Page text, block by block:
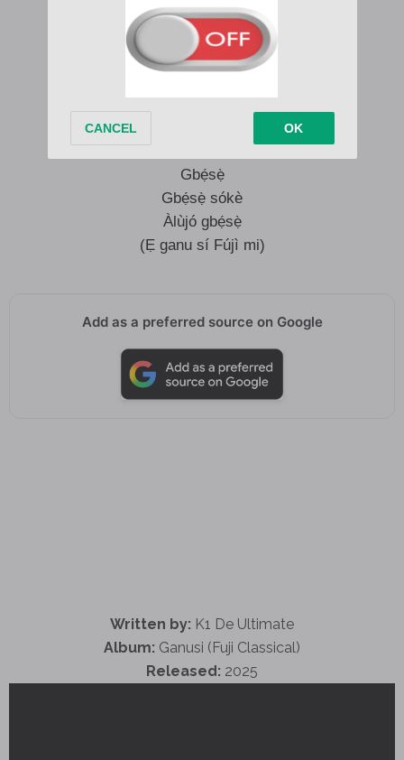
(Ẹ ganu sí Fújì mi)
Àlùjó gbẹ́sẹ̀
(Ẹ ganu sí Fújì mi)
Gbẹ́sẹ̀
Gbẹ́sẹ̀ sókè
Àlùjó gbẹ́sẹ̀
(Ẹ ganu sí Fújì mi)
Add as a preferred source on Google
Written by: K1 De Ultimate
Album: Ganusi (Fuji Classical)
Released: 2025